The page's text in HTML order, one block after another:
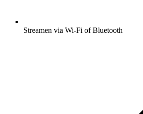
Streamen via Wi-Fi of Bluetooth